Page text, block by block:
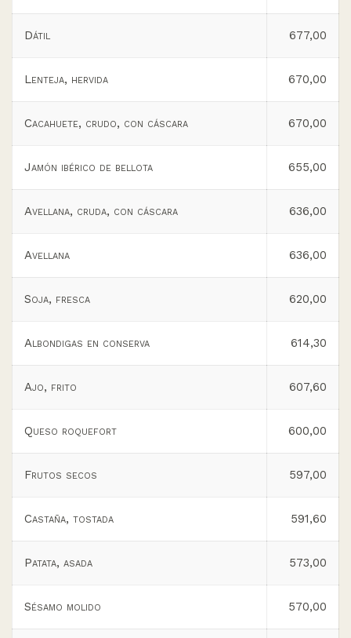
Dátil 677,00
Lenteja, hervida 670,00
Cacahuete, crudo, con cáscara 670,00
Jamón ibérico de bellota 655,00
Avellana, cruda, con cáscara 636,00
Avellana 636,00
Soja, fresca 620,00
Albondigas en conserva 614,30
Ajo, frito 607,60
Queso roquefort 600,00
Frutos secos 597,00
Castaña, tostada 591,60
Patata, asada 573,00
Sésamo molido 570,00